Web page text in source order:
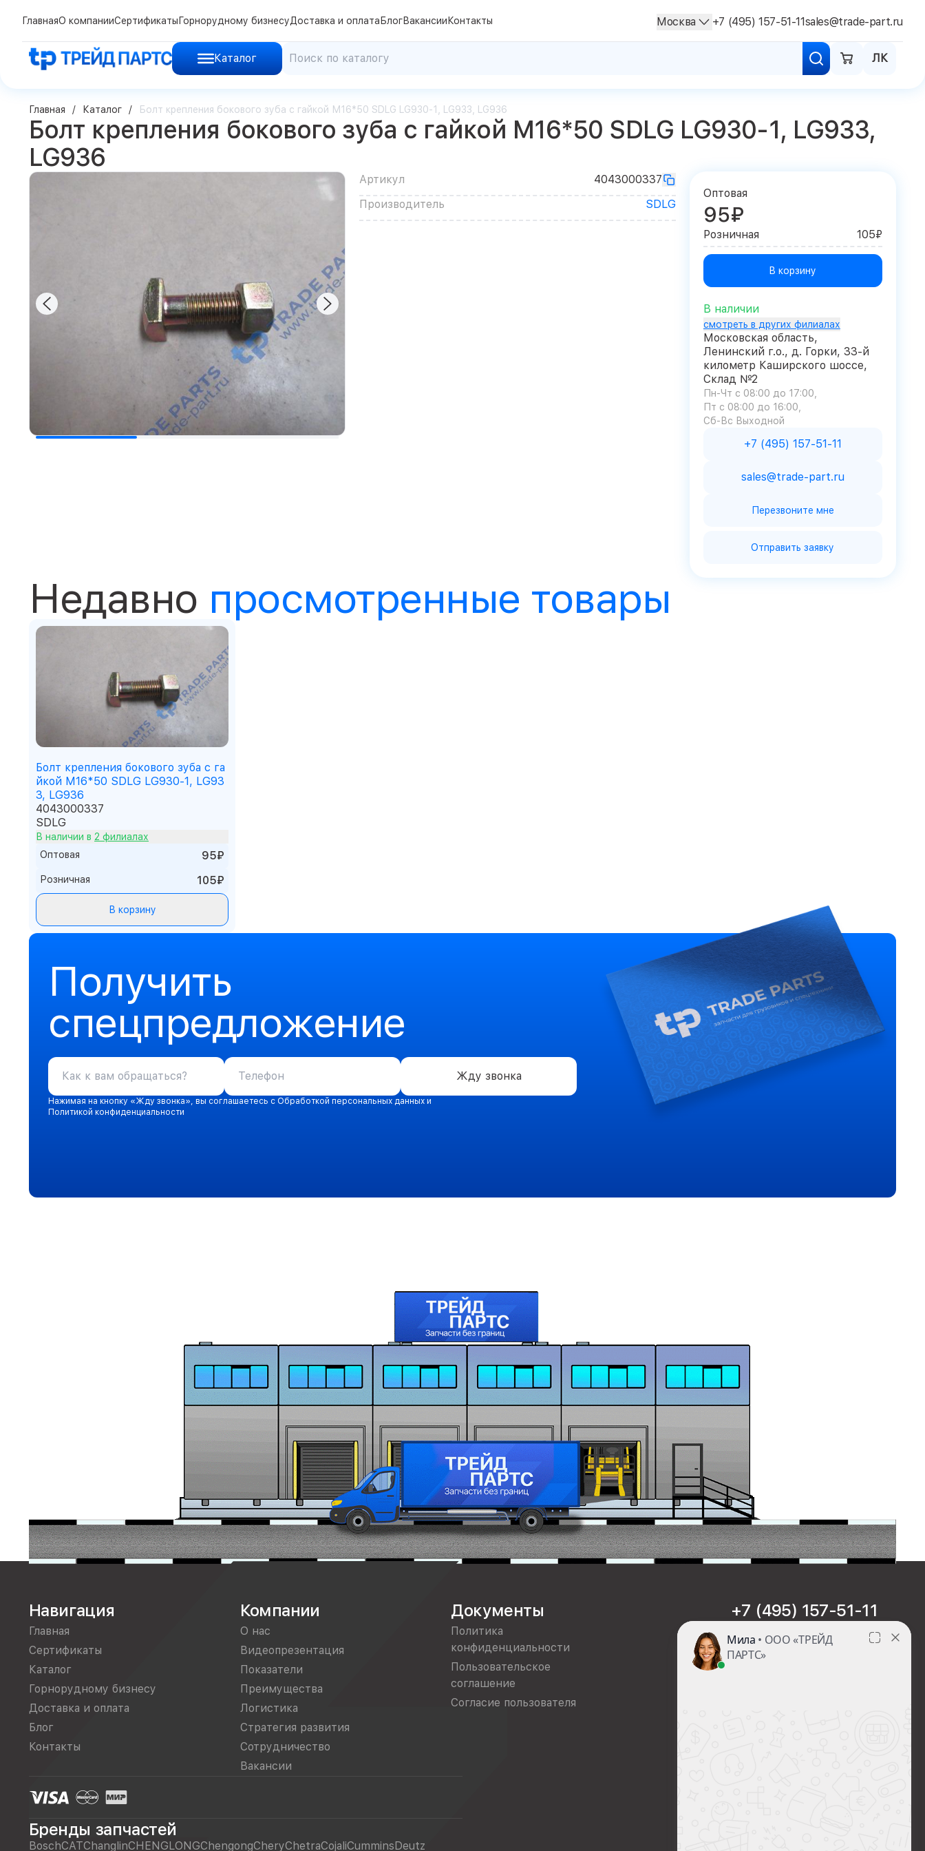
Каталог ЛК
ГлавнаяО компанииСертификаты Горнорудному бизнесуДоставка и оплата БлогВакансии Контакты Москва +7 (495) 157-51-11sales@trade-part.ru
Главная Каталог Болт крепления бокового зуба с гайкой М16*50 SDLG LG930-1, LG933, LG936
Болт крепления бокового зуба с гайкой М16*50 SDLG LG930-1, LG933,
LG936
Артикул
4043000337
Производитель
SDLG
Оптовая
95₽
Розничная 105₽
В корзину
В наличии
смотреть в других филиалах
Московская область,
Ленинский г.о., д. Горки, 33-й
километр Каширского шоссе,
Склад №2
Пн-Чт с 08:00 до 17:00
Пт с 08:00 до 16:00
Сб-Вс Выходной
+7 (495) 157-51-11
sales@trade-part.ru
Перезвоните мне
Отправить заявку
Недавно просмотренные товары
Болт крепления бокового зуба с га
йкой М16*50 SDLG LG930-1, LG93
3, LG936
4043000337
SDLG
В наличии в 2 филиалах
Оптовая
95₽
Розничная 105₽
В корзину
Получить
спецпредложение
Жду звонка
Нажимая на кнопку «Жду звонка», вы соглашаетесь с Обработкой персональных данных и
Политикой конфиденциальности
Навигация
Главная
Сертификаты
Каталог
Горнорудному бизнесу
Доставка и оплата
Блог
Контакты
Компании
О нас
Видеопрезентация
Показатели
Преимущества
Логистика
Стратегия развития
Сотрудничество
Вакансии
Документы
Политика
конфиденциальности
Пользовательское
соглашение
Согласие пользователя
+7 (495) 157-51-11
sales@trade-part.ru
Бренды запчастей
BoschCATChanglinCHENGLONGChengongCheryChetraCojaliCumminsDeutz